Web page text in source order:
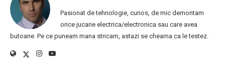
Pasionat de tehnologie, curios, de mic demontam
orice jucarie electrica/electronica sau care avea
butoane. Pe ce puneam mana stricam, astazi se cheama ca le testez.